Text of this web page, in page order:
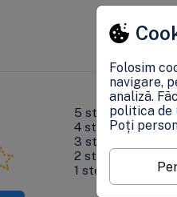
5 stele0%
4 stele0%
3 stele
2 stele
1 stea
Folosim
navigare,
analiză.
politica de
Poți